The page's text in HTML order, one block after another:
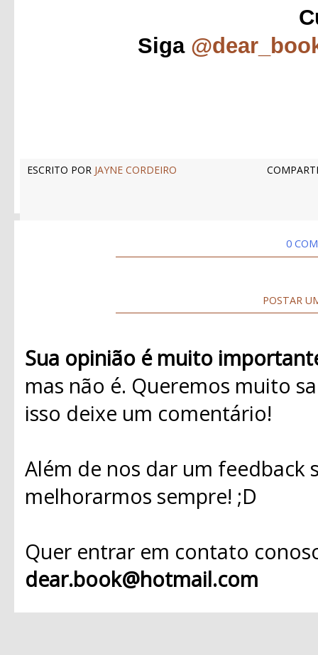
Siga
ESCRITO POR JAYNE CORDEIRO
0
POSTAR
Sua opinião é muito
mas não é. Queremos muito
isso deixe um comentário!
Além de nos dar um
melhorarmos sempre! ;D
Quer entrar em contato
dear.book@hotmail.com